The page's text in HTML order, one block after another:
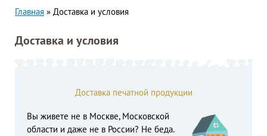
Главная » Доставка и условия
Доставка и условия
Доставка печатной продукции
Вы живете не в Москве, Московской
области и даже не в России? Не беда.